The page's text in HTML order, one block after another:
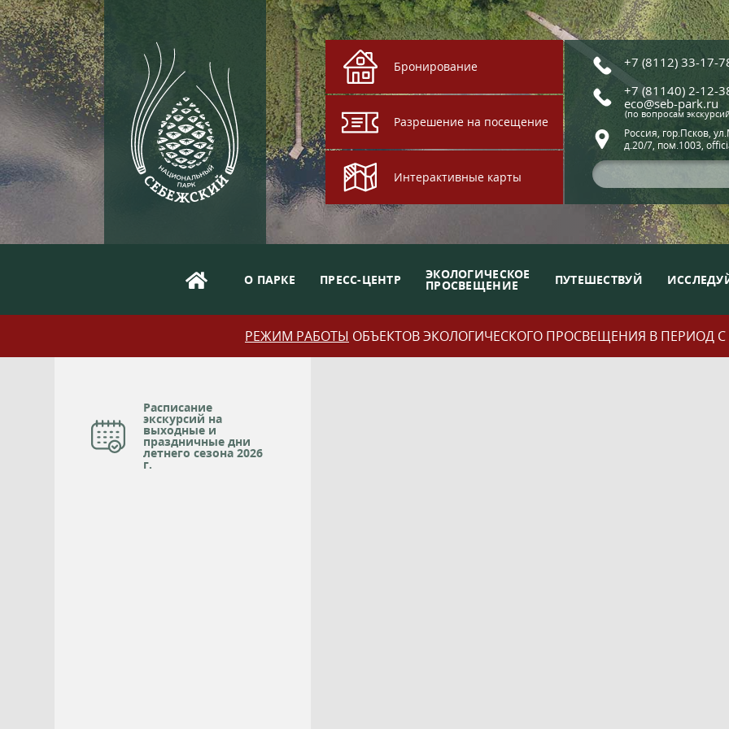
Бронирование
Разрешение на посещение
Интерактивные карты
+7 (8112) 33-17-
+7 (81140) 2-12-
eco@seb-park.ru
(по вопросам
Россия, гор.Псков,
д.20/7, пом.1003,
О ПАРКЕ ПРЕСС-ЦЕНТР ЭКОЛОГИЧЕСКОЕ
ПРОСВЕЩЕНИЕ ПУТЕШЕСТВУЙ
РЕЖИМ РАБОТЫ ОБЪЕКТОВ ЭКОЛОГИЧЕСКОГО ПРОСВЕЩЕНИЯ В ПЕРИОД С
Расписание
экскурсий на
выходные и
праздничные дни
летнего сезона 2026
г.